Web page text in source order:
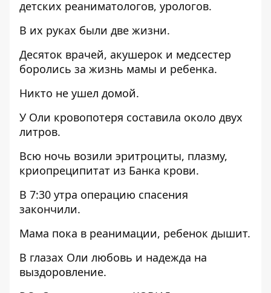
детских реаниматологов, урологов.
В их руках были две жизни.
Десяток врачей, акушерок и медсестер
боролись за жизнь мамы и ребенка.
Никто не ушел домой.
У Оли кровопотеря составила около двух
литров.
Всю ночь возили эритроциты, плазму,
криопреципитат из Банка крови.
В 7:30 утра операцию спасения
закончили.
Мама пока в реанимации, ребенок дышит.
В глазах Оли любовь и надежда на
выздоровление.